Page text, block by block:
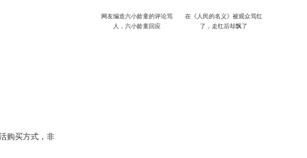
购买方式，非
网友编造六小龄童的评论骂
人，六小龄童回应
在《人民的名义》被观众骂红
了，走红后却飘了